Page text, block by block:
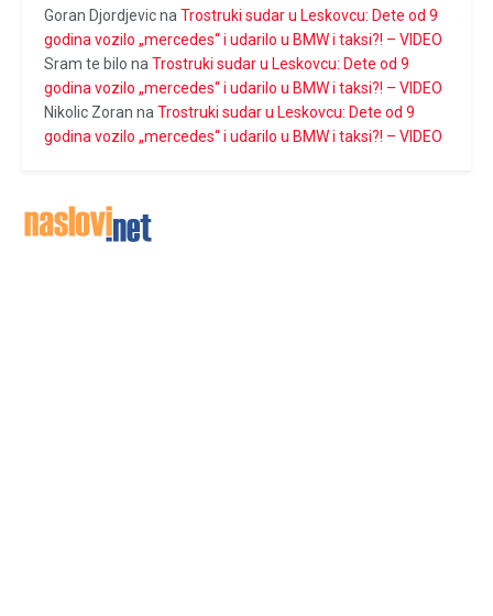
Goran DjordjevicnaTrostruki sudar u Leskovcu: Dete od 9
godina vozilo „mercedes“ i udarilo u BMW i taksi?! – VIDEO
Sram te bilo naTrostruki sudar u Leskovcu: Dete od 9
godina vozilo „mercedes“ i udarilo u BMW i taksi?! – VIDEO
Nikolic Zoran naTrostruki sudar u Leskovcu: Dete od 9
godina vozilo „mercedes“ i udarilo u BMW i taksi?! – VIDEO